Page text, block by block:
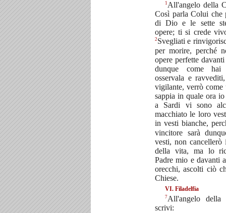
1 All'angelo della
Così parla Colui che
di Dio e le sette
opere; ti si crede
2 Svegliati e
per morire, perché
opere perfette
dunque come
osservala e
vigilante, verrò come
sappia in quale ora
a Sardi vi sono
macchiato le loro
in vesti bianche,
vincitore sarà
vesti, non
della vita, ma lo
Padre mio e davanti
orecchi, ascolti ciò
Chiese.
VI. Filadelfia
7All'angelo della
scrivi: